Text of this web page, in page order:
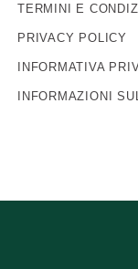
TERMINI E
PRIVACY POLICY
INFORMATIVA
INFORMAZIONI